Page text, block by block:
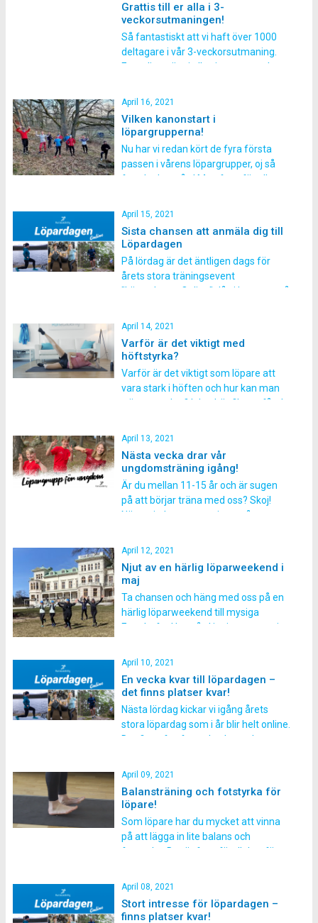
dig bäst, utan behöva anpassa dig
och passa några tider. Varje
föreläsning är på omkring 60 minuter
[…]
Grattis till er alla i 3-
veckorsutmaningen!
Så fantastiskt att vi haft över 1000
deltagare i vår 3-veckorsutmaning.
Egentligen är ni alla vinnare som har
att motivera er alla något extra har vi
klarmarkerat utmaningen senast
under gårdagen. Alla har därför
chans att dels vinna […]
April 16, 2021
Vilken kanonstart i
löpargrupperna!
Nu har vi redan kört de fyra första
passen i vårens löpargrupper, oj så
fort det har gått! Men framför allt;
många som vill springa tillsammans i
är superroligt! Att vi dessutom har […]
April 15, 2021
Sista chansen att anmäla dig till
Löpardagen
På lördag är det äntligen dags för
årets stora träningsevent
”Löpardagen Online” då vi kommer gå
du inte anmäld än? Skynda in med din
anmäla sig! För att anpassa oss efter
rådande pandemi så kommer vi […]
April 14, 2021
Varför är det viktigt med
höftstyrka?
Varför är det viktigt som löpare att
vara stark i höften och hur kan man
träna upp den? I den här filmen får du
upp höften och vilka övningar som
April 13, 2021
Nästa vecka drar vår
ungdomsträning igång!
Är du mellan 11-15 år och är sugen
på att börjar träna med oss? Skoj!
Nästa tisdag startar vi upp vår
rolig och bra löpträning. Anmäl dig nu,
det? Vi vill få fler ungdomar och barn
att […]
April 12, 2021
Njut av en härlig löparweekend i
maj
Ta chansen och häng med oss på en
härlig löparweekend till mysiga
Engeltofta Herrgård i mitten av maj.
roliga pass tillsammans. En helg som
får du dessutom 200 kr rabatt t.o.m.
18 april. Det här […]
April 10, 2021
En vecka kvar till löpardagen –
det finns platser kvar!
Nästa lördag kickar vi igång årets
stora löpardag som i år blir helt online.
Det finns fortfarande platser kvar att
med oavsett var man bor
livestreamad där du kommer få delta
på både föreläsningar och
workshops. Utöver det kommer du få
[…]
April 09, 2021
Balansträning och fotstyrka för
löpare!
Som löpare har du mycket att vinna
på att lägga in lite balans och
fotstyrka. Det är framförallt bra för
annars lätt får i fötter, vrister och
övningar balans som uppvärmning till
April 08, 2021
Stort intresse för löpardagen –
finns platser kvar!